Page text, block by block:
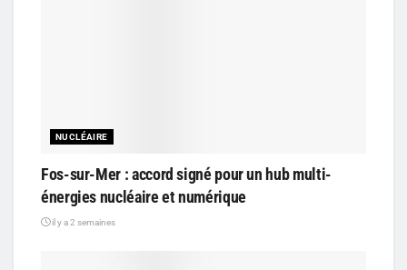
NUCLÉAIRE
Fos-sur-Mer : accord signé pour un hub multi-
énergies nucléaire et numérique
il y a 2 semaines